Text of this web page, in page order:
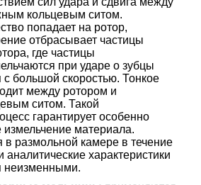
кольцевым ситом.
попадает на ротор,
отбрасывает частицы
где частицы
при ударе о зубцы
большой скоростью. Тонкое
между ротором и
ситом. Такой
гарантирует особенно
материала.
в размольной камере в течение
аналитические характеристики
неизменными.